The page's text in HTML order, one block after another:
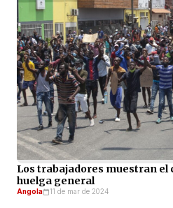
Los trabajadores muestran el
huelga general
Angola 11 de mar de 2024